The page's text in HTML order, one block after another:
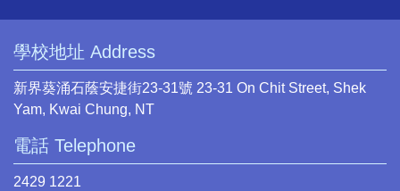
學校地址 Address
新界葵涌石蔭安捷街23-31號 23-31 On Chit Street, Shek
Yam, Kwai Chung, NT
電話 Telephone
2429 1221